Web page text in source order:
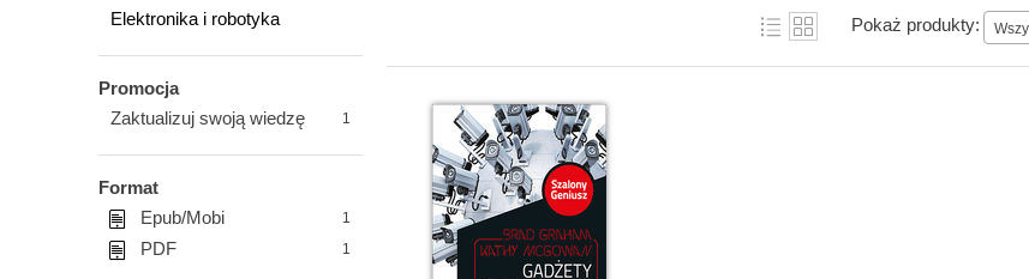
Elektronika i robotyka
Promocja
Zaktualizuj swoją wiedzę
1
Format
Epub/Mobi
1
PDF 1
Pokaż produkty: